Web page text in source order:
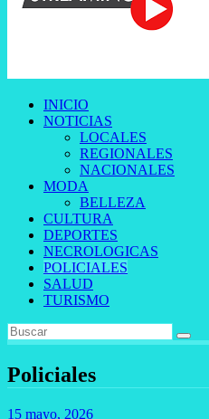
INICIO
NOTICIAS
LOCALES
REGIONALES
NACIONALES
MODA
BELLEZA
CULTURA
DEPORTES
NECROLOGICAS
POLICIALES
SALUD
TURISMO
Policiales
15 mayo, 2026